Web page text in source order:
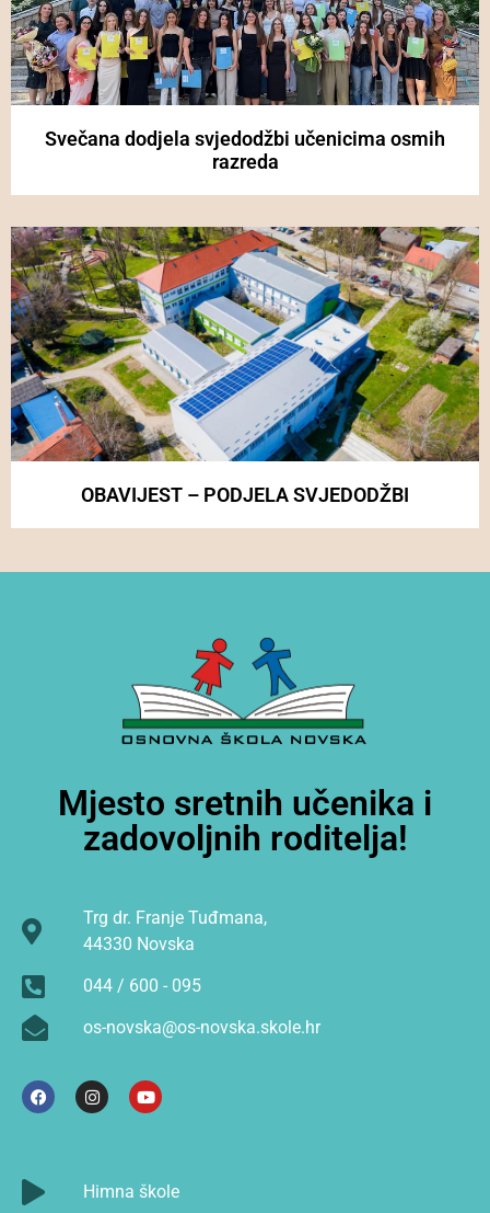
Svečana dodjela svjedodžbi učenicima osmih
razreda
OBAVIJEST – PODJELA SVJEDODŽBI
Mjesto sretnih učenika i
zadovoljnih roditelja!
Trg dr. Franje Tuđmana,
44330 Novska
044 / 600 - 095
os-novska@os-novska.skole.hr
Himna škole